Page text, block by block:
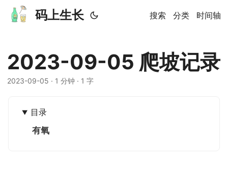
码上生长 搜索 分类 时间轴
2023-09-05 爬坡记录
2023-09-05 · 1 分钟 · 1 字
目录
有氧